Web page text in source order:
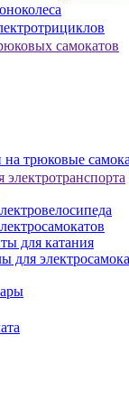
самокатов
на трюковые
электротранспорта
для катания
для